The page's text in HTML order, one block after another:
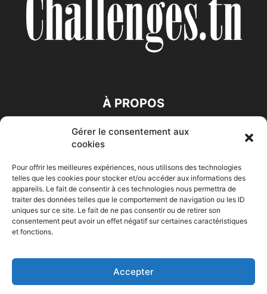
Gérer le consentement aux
cookies
Pour offrir les meilleures expériences, nous utilisons des technologies
telles que les cookies pour stocker et/ou accéder aux informations des
appareils. Le fait de consentir à ces technologies nous permettra de
traiter des données telles que le comportement de navigation ou les ID
uniques sur ce site. Le fait de ne pas consentir ou de retirer son
consentement peut avoir un effet négatif sur certaines caractéristiques
et fonctions.
Accepter
À PROPOS
SUIVEZ NOUS
Accueil Economie Entreprises Entrepreneur Afrique
HIGH-TECH Auto-Moto